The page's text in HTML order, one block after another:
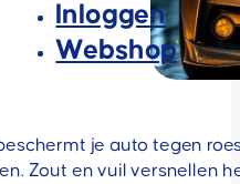
Inloggen
Webshop
je auto tegen
Zout en vuil versnellen